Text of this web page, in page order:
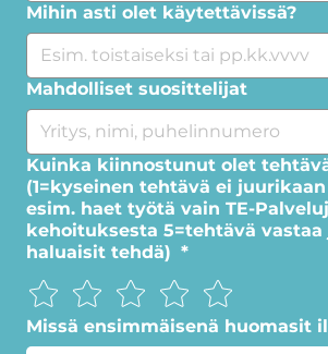
Mihin asti olet käytettävissä?
Mahdolliset suosittelijat
Kuinka kiinnostunut olet
(1=kyseinen tehtävä ei
esim. haet työtä vain TE-
kehoituksesta 5=tehtävä
haluaisit tehdä) *
Missä ensimmäisenä huomasit